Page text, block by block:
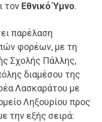
τον Εθνικό Ύμνο.
παρέλαση
φορέων, με τη
Σχολής Πάλλης,
διαμέσου της
Λασκαράτου με
Ληξουρίου προς
την εξής σειρά: